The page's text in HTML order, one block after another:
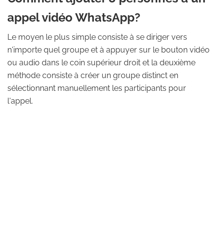
appel vidéo WhatsApp?
Le moyen le plus simple consiste à se diriger vers
n'importe quel groupe et à appuyer sur le bouton vidéo
ou audio dans le coin supérieur droit et la deuxième
méthode consiste à créer un groupe distinct en
sélectionnant manuellement les participants pour
l'appel.